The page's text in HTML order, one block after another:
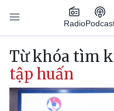
Nhảy đến nội dung
Radio
Main navigation
Từ khóa tìm
tập huấn